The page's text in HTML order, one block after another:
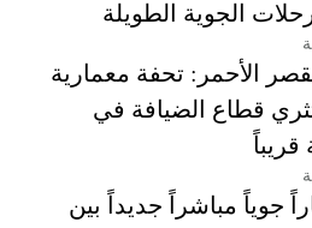
الجوية الطويلة
الأحمر: تحفة معمارية
قطاع الضيافة في
قريباً
جوياً مباشراً جديداً بين